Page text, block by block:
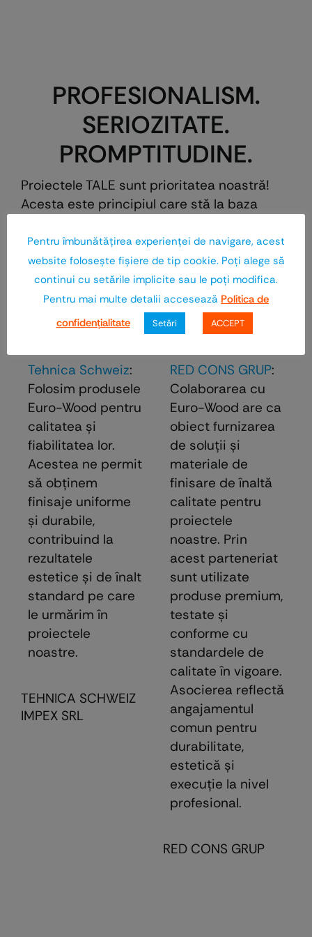
PROFESIONALISM.
SERIOZITATE.
PROMPTITUDINE.
Proiectele TALE sunt prioritatea noastră!
Acesta este principiul care stă la baza
Orientarea către nevoile colaboratorilor
este politica noastră şi reprezintă
principala valoare a echipei.
Tehnica Schweiz:
Folosim produsele
Euro-Wood pentru
calitatea și
fiabilitatea lor.
Acestea ne permit
să obținem
finisaje uniforme
și durabile,
contribuind la
rezultatele
estetice și de înalt
standard pe care
le urmărim în
proiectele
noastre.
TEHNICA SCHWEIZ
IMPEX SRL
RED CONS GRUP:
Colaborarea cu
Euro-Wood are ca
obiect furnizarea
de soluţii şi
materiale de
finisare de înaltă
calitate pentru
proiectele
noastre. Prin
acest parteneriat
sunt utilizate
produse premium,
testate şi
conforme cu
standardele de
calitate în vigoare.
Asocierea reflectă
angajamentul
comun pentru
durabilitate,
estetică şi
execuţie la nivel
profesional.
RED CONS GRUP
Pentru îmbunătăţirea experienţei de navigare, acest
website foloseşte fişiere de tip cookie. Poţi alege să
continui cu setările implicite sau le poţi modifica.
Pentru mai multe detalii accesează Politica de
confidenţialitate
Setări ACCEPT